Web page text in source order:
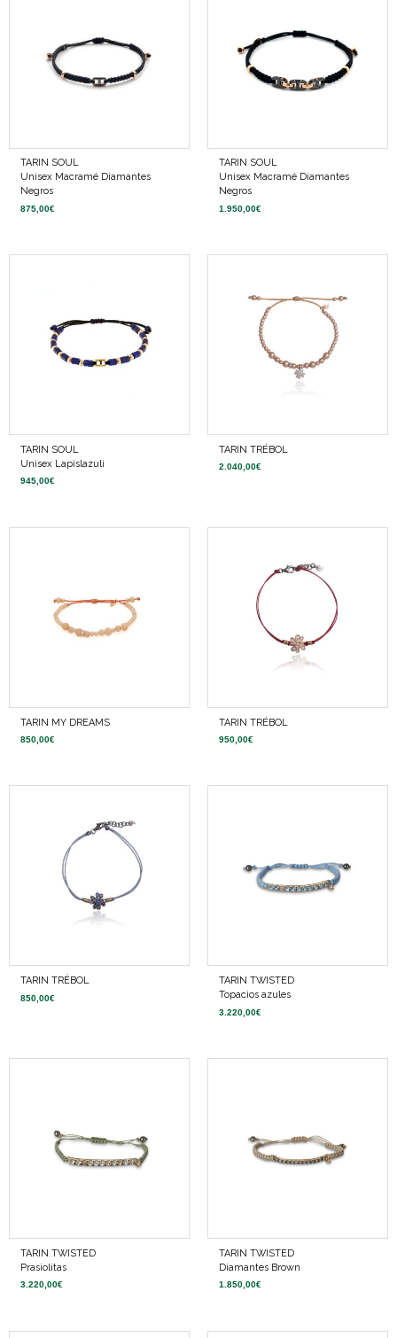
TARIN SOUL
Unisex Macramé Diamantes
Negros
875,00€
TARIN SOUL
Unisex Macramé Diamantes
Negros
1.950,00€
TARIN SOUL
Unisex Lapislazuli
945,00€
TARIN TRÉBOL
2.040,00€
TARIN MY DREAMS
850,00€
TARIN TRÉBOL
950,00€
TARIN TRÉBOL
850,00€
TARIN TWISTED
Topacios azules
3.220,00€
TARIN TWISTED
Prasiolitas
3.220,00€
TARIN TWISTED
Diamantes Brown
1.850,00€